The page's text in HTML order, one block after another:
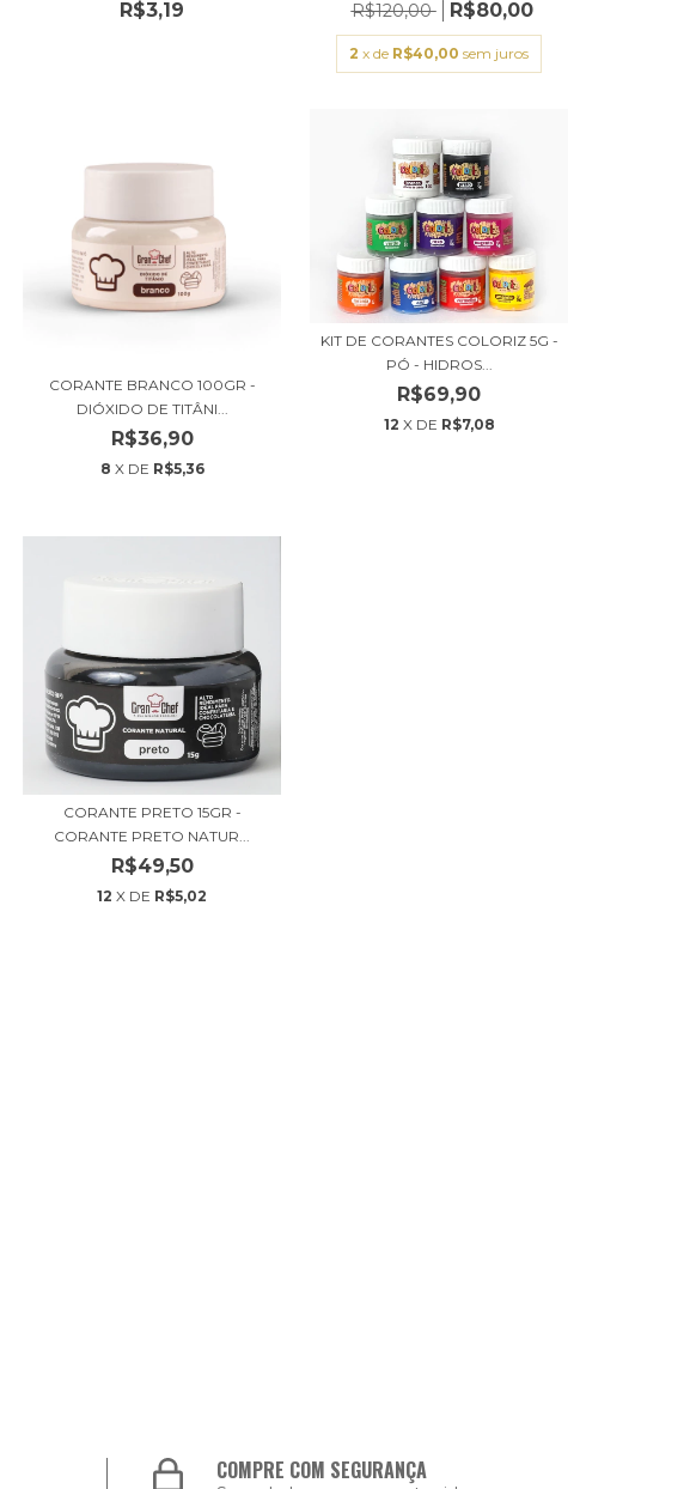
R$3,19 R$120,00 R$80,00
2 x de R$40,00 sem juros
CORANTE BRANCO 100GR -
DIÓXIDO DE TITÂNI...
R$36,90
8 X DE R$5,36
KIT DE CORANTES COLORIZ 5G -
PÓ - HIDROS...
R$69,90
12 X DE R$7,08
CORANTE PRETO 15GR -
CORANTE PRETO NATUR...
R$49,50
12 X DE R$5,02
COMPRE COM SEGURANÇA